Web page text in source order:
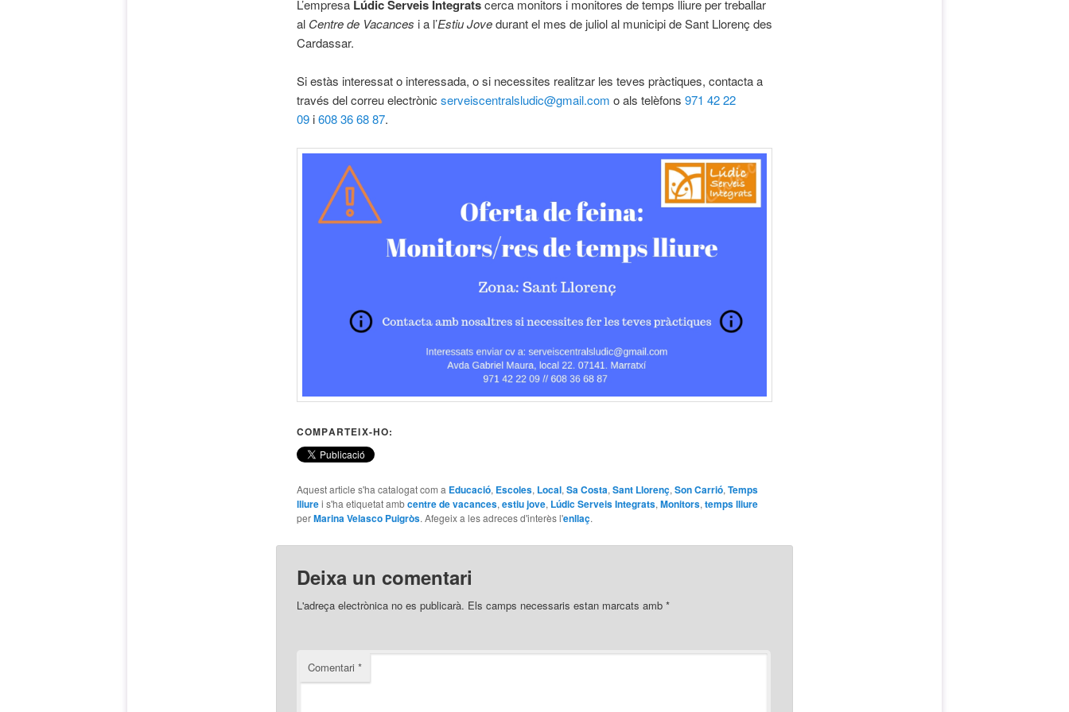
L’empresa Lúdic Serveis Integratscerca monitors i monitores de temps lliure per treballar
al Centre de Vacances i a l’Estiu Jovedurant el mes de juliol al municipi de Sant Llorenç des
Cardassar.
Si estàs interessat o interessada, o si necessites realitzar les teves pràctiques, contacta a
través del correu electrònic serveiscentralsludic@gmail.com o als telèfons 971 42 22
09i608 36 68 87.
COMPARTEIX-HO:
Aquest article s'ha catalogat com a Educació, Escoles, Local, Sa Costa, Sant Llorenç, Son Carrió, Temps
lliurei s'ha etiquetat ambcentre de vacances, estiu jove, Lúdic Serveis Integrats, Monitors, temps lliure
perMarina Velasco Puigròs. Afegeix a les adreces d'interès l'enllaç.
Deixa un comentari
L'adreça electrònica no es publicarà. Els camps necessaris estan marcats amb *
Comentari *